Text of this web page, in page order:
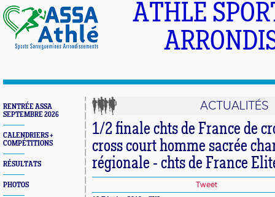
ATHLÉ
RENTRÉE ASSA
SEPTEMBRE 2026
CALENDRIERS +
COMPÉTITIONS
RÉSULTATS
PHOTOS
ACTUALITÉS
1/2 finale chts de France de
cross court homme sacrée
régionale - chts de France
Tweet